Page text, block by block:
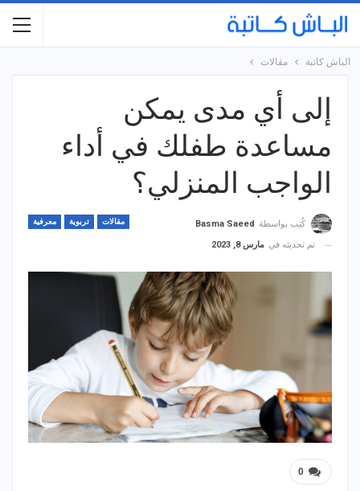
الباش كاتبة مقالات
إلى أي مدى يمكن
مساعدة طفلك في أداء
الواجب المنزلي؟
مقالات تربوية معرفية كُتِب بواسطة
Basma Saeed
تم تحديثه في مارس 8, 2023
0